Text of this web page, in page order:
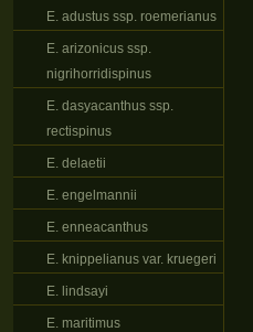
E. adustus ssp. roemerianus
E. arizonicus ssp.
nigrihorridispinus
E. dasyacanthus ssp.
rectispinus
E. delaetii
E. engelmannii
E. enneacanthus
E. knippelianus var. kruegeri
E. lindsayi
E. maritimus